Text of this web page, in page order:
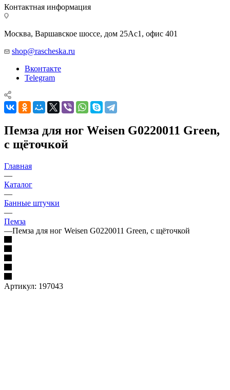
Контактная информация
Москва, Варшавское шоссе, дом 25Аc1, офис 401
shop@rascheska.ru
Вконтакте
Telegram
Пемза для ног Weisen G0220011 Green,
с щёточкой
Главная
—
Каталог
—
Банные штучки
—
Пемза
—Пемза для ног Weisen G0220011 Green, с щёточкой
Артикул: 197043